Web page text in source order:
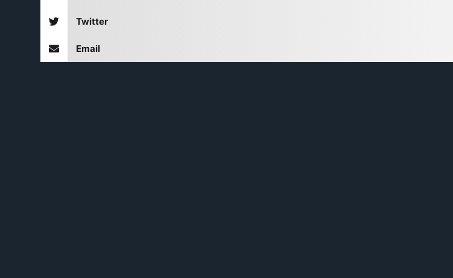
Twitter
Email